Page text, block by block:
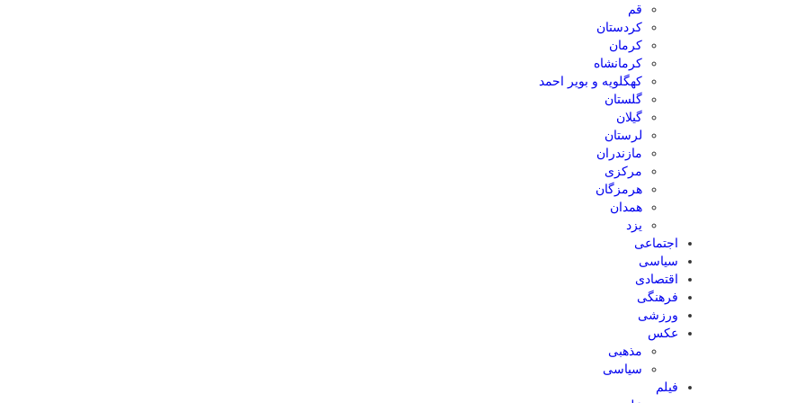
قم
کردستان
کرمان
کرمانشاه
کهگلویه و بویر احمد
گلستان
گیلان
لرستان
مازندران
مرکزی
هرمزگان
همدان
یزد
اجتماعی
سیاسی
اقتصادی
فرهنگی
ورزشی
عکس
مذهبی
سیاسی
فیلم